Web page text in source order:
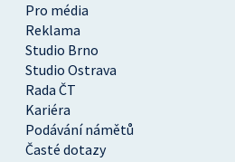
Pro média
Reklama
Studio Brno
Studio Ostrava
Rada ČT
Kariéra
Podávání námětů
Časté dotazy